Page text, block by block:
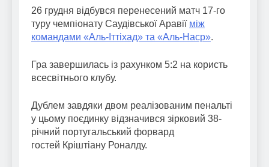
26 грудня відбувся перенесений матч 17-го
туру чемпіонату Саудівської Аравії між
командами «Аль-Іттіхад» та «Аль-Наср».
Гра завершилась із рахунком 5:2 на користь
всесвітнього клубу.
Дублем завдяки двом реалізованим пенальті
у цьому поєдинку відзначився зірковий 38-
річний португальський форвард
гостей Кріштіану Роналду.